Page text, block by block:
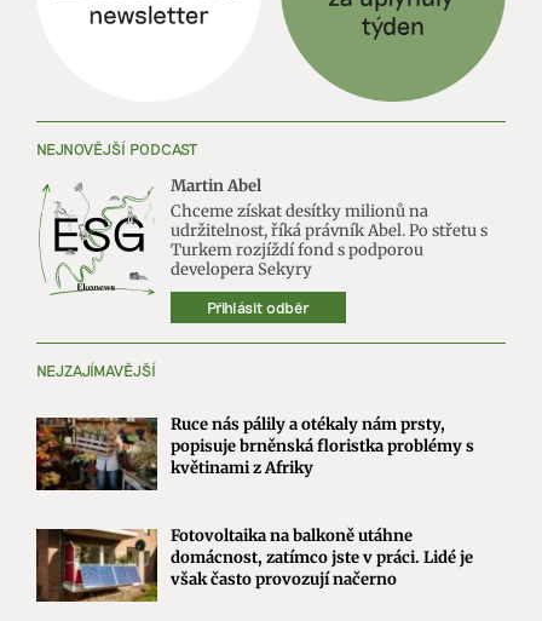
NEJNOVĚJŠÍ PODCAST
Martin Abel
Chceme získat desítky milionů na
udržitelnost, říká právník Abel. Po střetu s
Turkem rozjíždí fond s podporou
developera Sekyry
Přihlásit odběr
NEJZAJÍMAVĚJŠÍ
Ruce nás pálily a otékaly nám prsty,
popisuje brněnská floristka problémy s
květinami z Afriky
Fotovoltaika na balkoně utáhne
domácnost, zatímco jste v práci. Lidé je
však často provozují načerno